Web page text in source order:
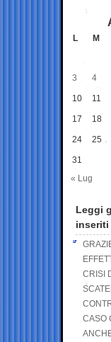
L M
3 4
10 11
17 18
24 25
31
« Lug
Leggi
inseriti
CRISI
CASO